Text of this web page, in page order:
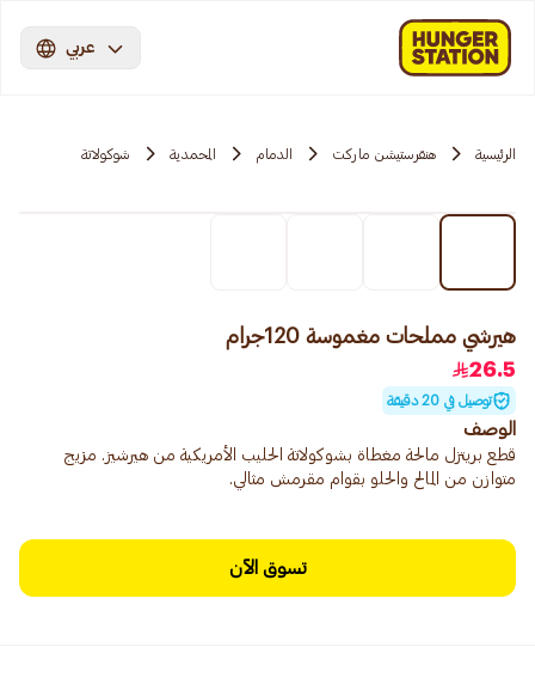
عربي
الرئيسية هنقرستيشن ماركت الدمام المحمدية شوكولاتة
هيرشي مملحات مغموسة 120جرام
26.5
توصيل في 20 دقيقة
الوصف
قطع بريتزل مالحة مغطاة بشوكولاتة الحليب الأمريكية من هيرشيز. مزيج
متوازن من المالح والحلو بقوام مقرمش مثالي.
تسوق الآن